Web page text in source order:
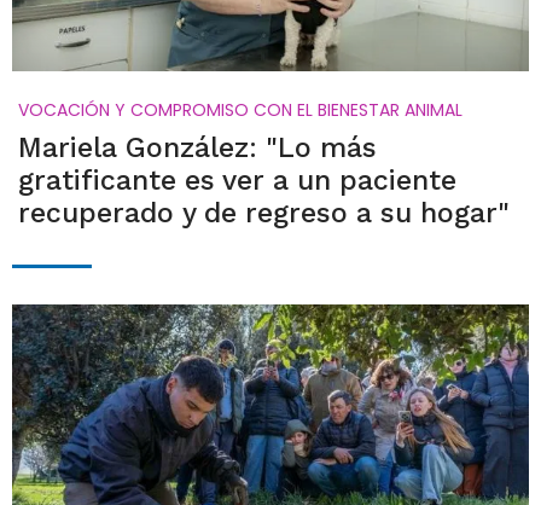
VOCACIÓN Y COMPROMISO CON EL BIENESTAR ANIMAL
Mariela González: "Lo más
gratificante es ver a un paciente
recuperado y de regreso a su hogar"